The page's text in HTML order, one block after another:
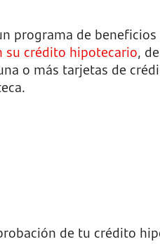
programa de beneficios
su crédito hipotecario,
o más tarjetas de
de tu crédito